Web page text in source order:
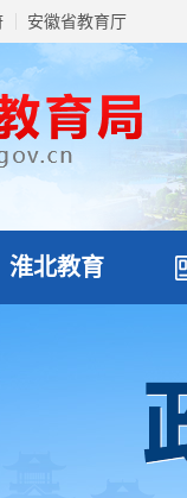
安徽省教育厅
淮北教育